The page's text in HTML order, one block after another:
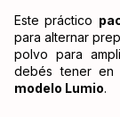
Este práctico
para alternar
polvo para
debés tener en
modelo Lumio.